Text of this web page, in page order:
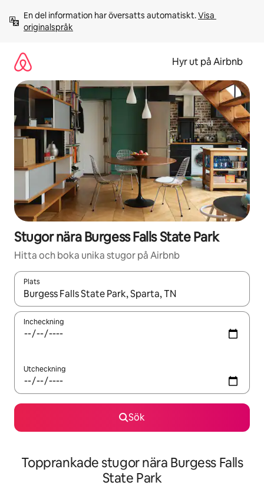
innehåll
En del information har översatts automatiskt. Visa
originalspråk
Hyr ut på Airbnb
Stugor nära Burgess Falls State Park
Hitta och boka unika stugor på Airbnb
Plats
När resultaten är tillgängliga kan du navigera med upp- och
Incheckning
Utcheckning
Sök
Topprankade stugor nära Burgess Falls
State Park